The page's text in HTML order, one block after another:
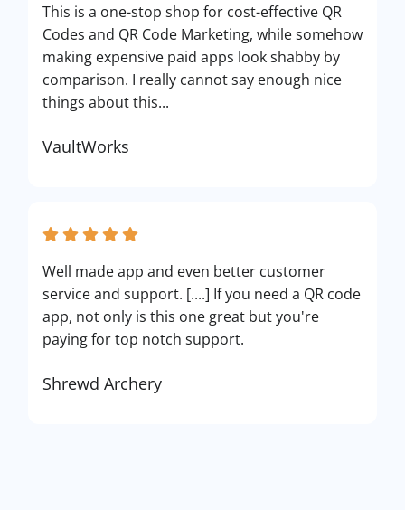
This is a one-stop shop for cost-effective QR
Codes and QR Code Marketing, while somehow
making expensive paid apps look shabby by
comparison. I really cannot say enough nice
things about this...
VaultWorks
Well made app and even better customer
service and support. [....] If you need a QR code
app, not only is this one great but you're
paying for top notch support.
Shrewd Archery